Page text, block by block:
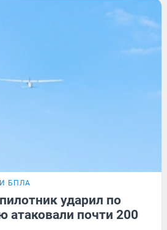
БПЛА
ударил по
атаковали почти 200